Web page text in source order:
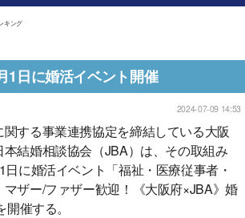
キング
1日に婚活イベント開催
2024-07-09 14:53
する事業連携協定を締結している大阪
結婚相談協会（JBA）は、その取組み
に婚活イベント「福祉・医療従事者・
ザー/ファザー歓迎！《大阪府×JBA》婚
催する。